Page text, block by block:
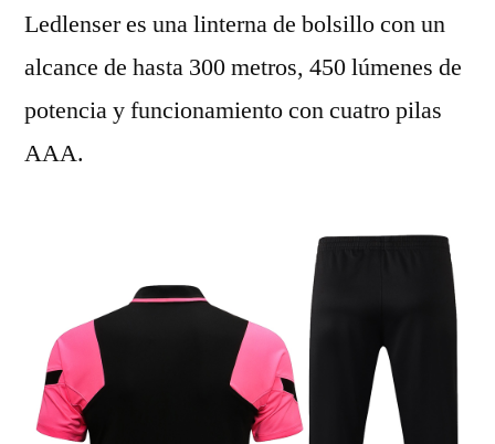
Ledlenser es una linterna de bolsillo con un
alcance de hasta 300 metros, 450 lúmenes de
potencia y funcionamiento con cuatro pilas
AAA.